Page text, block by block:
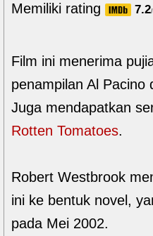
Memiliki rating 7.2
Film ini menerima
penampilan Al Pacino
Juga mendapatkan
Rotten Tomatoes.
Robert Westbrook
ini ke bentuk novel,
pada Mei 2002.